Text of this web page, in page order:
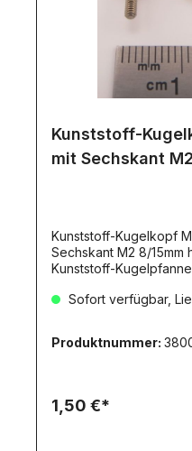
Kunststoff-
mit Sechskant
Kunststoff-Kugelkopf
Sechskant M2 8/15mm
Kunststoff-
Sofort verfügbar,
Produktnummer:
1,50 €*